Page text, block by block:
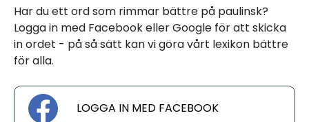
Har du ett ord som rimmar bättre på paulinsk?
Logga in med Facebook eller Google för att skicka
in ordet - på så sätt kan vi göra vårt lexikon bättre
för alla.
LOGGA IN MED FACEBOOK